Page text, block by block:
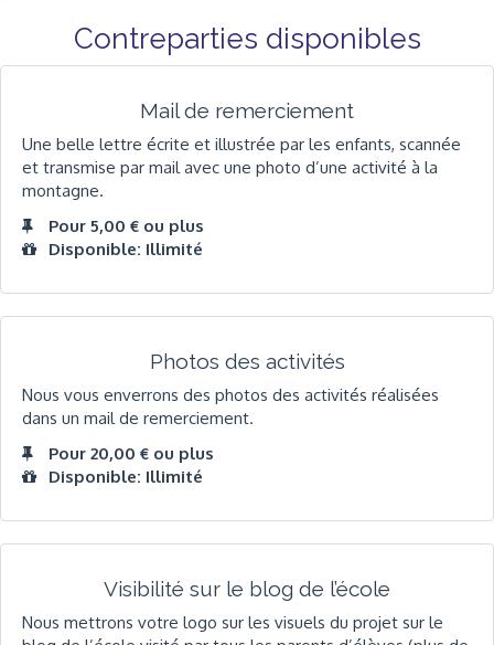
Contreparties disponibles
Mail de remerciement
Une belle lettre écrite et illustrée par les enfants, scannée
et transmise par mail avec une photo d’une activité à la
montagne.
Pour 5,00 € ou plus
Disponible: Illimité
Photos des activités
Nous vous enverrons des photos des activités réalisées
dans un mail de remerciement.
Pour 20,00 € ou plus
Disponible: Illimité
Visibilité sur le blog de l’école
Nous mettrons votre logo sur les visuels du projet sur le